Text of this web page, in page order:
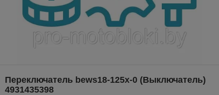
Переключатель bews18-125x-0 (Выключатель)
4931435398